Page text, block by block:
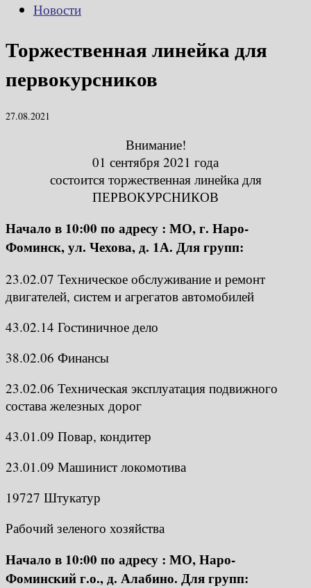
Новости
Торжественная линейка для
первокурсников
27.08.2021
Внимание!
01 сентября 2021 года
состоится торжественная линейка для
ПЕРВОКУРСНИКОВ
Начало в 10:00 по адресу : МО, г. Наро-
Фоминск, ул. Чехова, д. 1А. Для групп:
23.02.07 Техническое обслуживание и ремонт
двигателей, систем и агрегатов автомобилей
43.02.14 Гостиничное дело
38.02.06 Финансы
23.02.06 Техническая эксплуатация подвижного
состава железных дорог
43.01.09 Повар, кондитер
23.01.09 Машинист локомотива
19727 Штукатур
Рабочий зеленого хозяйства
Начало в 10:00 по адресу : МО, Наро-
Фоминский г.о., д. Алабино. Для групп: